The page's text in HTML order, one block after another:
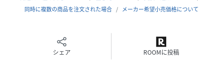
同時に複数の商品を注文された場合
メーカー希望小売価格について
シェア ROOMに投稿